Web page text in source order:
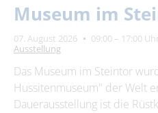
Museum im
07. August 2026 09:00 – 17:00
Ausstellung
Das Museum im Steintor
Hussitenmuseum" der Welt
Dauerausstellung ist die